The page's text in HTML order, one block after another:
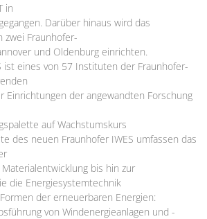
in
Darüber hinaus wird das
zwei Fraunhofer-
und Oldenburg einrichten.
ist eines von 57 Instituten der Fraunhofer-
Einrichtungen der angewandten Forschung
auf Wachstumskurs
des neuen Fraunhofer IWES umfassen das
bis hin zur
die Energiesystemtechnik
der erneuerbaren Energien:
von Windenergieanlagen und -